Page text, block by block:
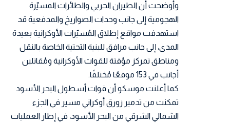
وأوضحت أن الطيران الحربي والطائرات المسيّرة
الهجومية إلى جانب وحدات الصواريخ والمدفعية قد
استهدفت مواقع إطلاق المُسيّرات الأوكرانية بعيدة
المدى، إلى جانب مرافق للبنية التحتية الخاصة بالنقل
ومناطق تمركز مؤقتة للقوات الأوكرانية ومُقاتلين
أجانب في 153 موقعًا مُختلفًا.
كما أعلنت موسكو أن قوات أسطول البحر الأسود
تمكنت من تدمير زورق أوكراني مسير في الجزء
الشمالي الشرقي من البحر الأسود، في إطار العمليات